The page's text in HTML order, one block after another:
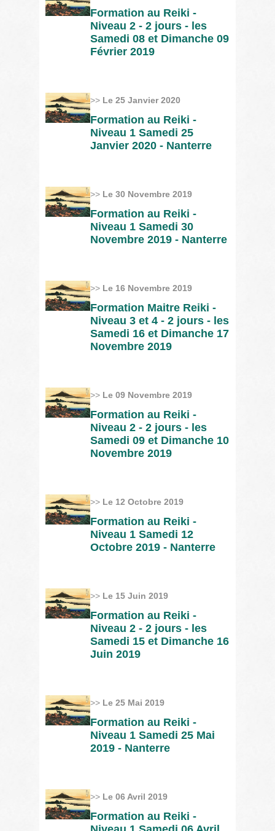
Formation au Reiki -
Niveau 2 - 2 jours - les
Samedi 08 et Dimanche 09
Février 2019
>> Le 25 Janvier 2020
Formation au Reiki -
Niveau 1 Samedi 25
Janvier 2020 - Nanterre
>> Le 30 Novembre 2019
Formation au Reiki -
Niveau 1 Samedi 30
Novembre 2019 - Nanterre
>> Le 16 Novembre 2019
Formation Maitre Reiki -
Niveau 3 et 4 - 2 jours - les
Samedi 16 et Dimanche 17
Novembre 2019
>> Le 09 Novembre 2019
Formation au Reiki -
Niveau 2 - 2 jours - les
Samedi 09 et Dimanche 10
Novembre 2019
>> Le 12 Octobre 2019
Formation au Reiki -
Niveau 1 Samedi 12
Octobre 2019 - Nanterre
>> Le 15 Juin 2019
Formation au Reiki -
Niveau 2 - 2 jours - les
Samedi 15 et Dimanche 16
Juin 2019
>> Le 25 Mai 2019
Formation au Reiki -
Niveau 1 Samedi 25 Mai
2019 - Nanterre
>> Le 06 Avril 2019
Formation au Reiki -